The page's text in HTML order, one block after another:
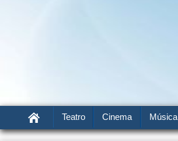
Teatro Cinema Música